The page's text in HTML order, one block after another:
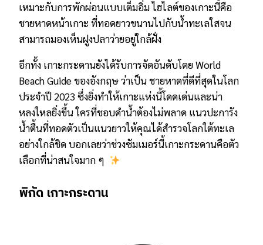
เหมาะกับการพักผ่อนแบบเต็มอิ่ม ไฮไลต์ของเกาะนี้คือ
ชายหาดหน้าเกาะ ที่ทอดยาวขนานไปกับน้ำทะเลใสจน
สามารถมองเห็นฝูงปลาว่ายอยู่ใกล้ฝั่ง
อีกทั้ง เกาะกระดานยังได้รับการจัดอันดับโดย World
Beach Guide ของอังกฤษ ว่าเป็น ชายหาดที่ดีที่สุดในโลก
ประจำปี 2023 ซึ่งยิ่งทำให้เกาะแห่งนี้โดดเด่นและน่า
หลงใหลยิ่งขึ้น ใครที่ชอบดำน้ำต้องไม่พลาด แนวปะการัง
น้ำตื้นที่ทอดตัวเป็นแนวยาวให้คุณได้สำรวจโลกใต้ทะเล
อย่างใกล้ชิด บอกเลยว่าช่วงซัมเมอร์นี้เกาะกระดานคือตัว
เลือกที่น่าสนใจมาก ๆ
พิกัด เกาะกระดาน